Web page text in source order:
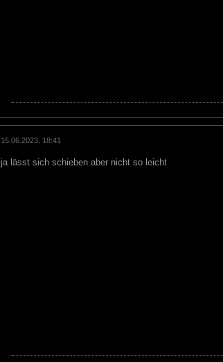
15.06.2023, 18:41
ja lässt sich schieben aber nicht so leicht